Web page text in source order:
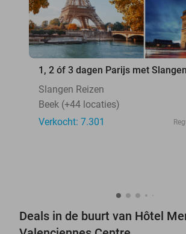
1, 2 óf 3 dagen Parijs met
Slangen Reizen
Beek (+44 locaties)
Verkocht: 7.301
Deals in de buurt van Hôtel